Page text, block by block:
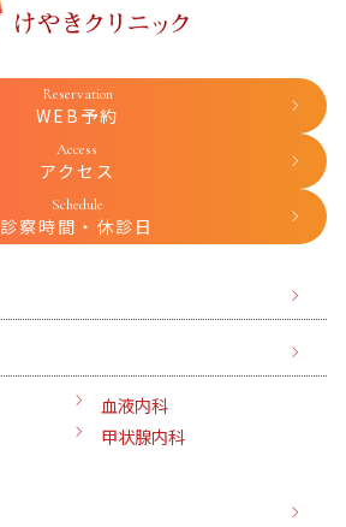
Reservation
WEB予約
Access
アクセス
Schedule
診察時間・休診日
血液内科
甲状腺内科